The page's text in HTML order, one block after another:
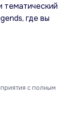
тематический
где вы
с полным